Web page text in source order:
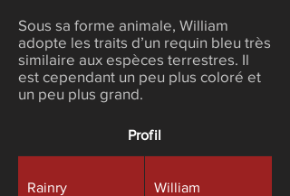
Sous sa forme animale, William
adopte les traits d’un requin bleu très
similaire aux espèces terrestres. Il
est cependant un peu plus coloré et
un peu plus grand.
Profil
William
Rainry